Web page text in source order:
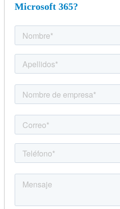
Microsoft 365?